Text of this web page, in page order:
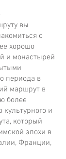
вы
с
хорошо
и монастырей
периода в
маршрут в
более
культурного и
который
эпохи в
Франции,